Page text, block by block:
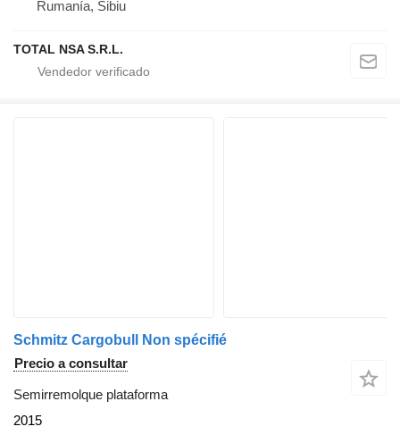
Rumanía, Sibiu
TOTAL NSA S.R.L.
Schmitz Cargobull Non spécifié
Precio a consultar
Semirremolque plataforma
2015